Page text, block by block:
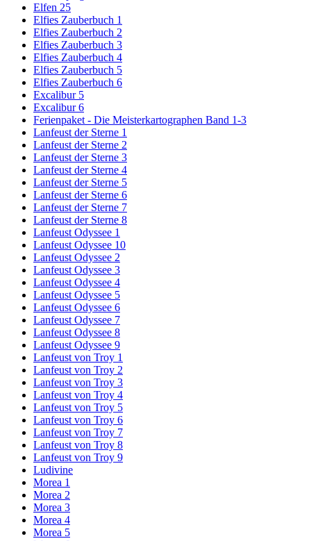
Elfen 25
Elfies Zauberbuch 1
Elfies Zauberbuch 2
Elfies Zauberbuch 3
Elfies Zauberbuch 4
Elfies Zauberbuch 5
Elfies Zauberbuch 6
Excalibur 5
Excalibur 6
Ferienpaket - Die Meisterkartographen Band 1-3
Lanfeust der Sterne 1
Lanfeust der Sterne 2
Lanfeust der Sterne 3
Lanfeust der Sterne 4
Lanfeust der Sterne 5
Lanfeust der Sterne 6
Lanfeust der Sterne 7
Lanfeust der Sterne 8
Lanfeust Odyssee 1
Lanfeust Odyssee 10
Lanfeust Odyssee 2
Lanfeust Odyssee 3
Lanfeust Odyssee 4
Lanfeust Odyssee 5
Lanfeust Odyssee 6
Lanfeust Odyssee 7
Lanfeust Odyssee 8
Lanfeust Odyssee 9
Lanfeust von Troy 1
Lanfeust von Troy 2
Lanfeust von Troy 3
Lanfeust von Troy 4
Lanfeust von Troy 5
Lanfeust von Troy 6
Lanfeust von Troy 7
Lanfeust von Troy 8
Lanfeust von Troy 9
Ludivine
Morea 1
Morea 2
Morea 3
Morea 4
Morea 5